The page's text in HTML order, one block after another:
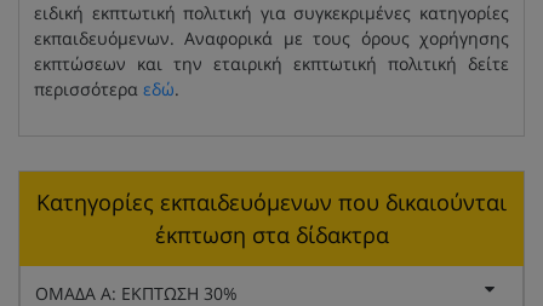
ειδική εκπτωτική πολιτική για συγκεκριμένες κατηγορίες
εκπαιδευόμενων. Αναφορικά με τους όρους χορήγησης
εκπτώσεων και την εταιρική εκπτωτική πολιτική δείτε
περισσότερα εδώ.
Κατηγορίες εκπαιδευόμενων που δικαιούνται
έκπτωση στα δίδακτρα
ΟΜΑΔΑ Α: ΕΚΠΤΩΣΗ 30%